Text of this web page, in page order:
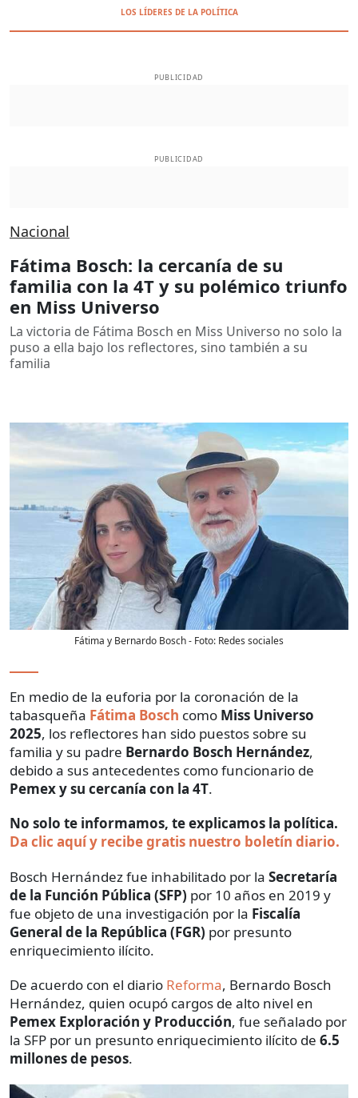
LOS LÍDERES DE LA POLÍTICA
PUBLICIDAD
PUBLICIDAD
Nacional
Fátima Bosch: la cercanía de su
familia con la 4T y su polémico triunfo
en Miss Universo
La victoria de Fátima Bosch en Miss Universo no solo la
puso a ella bajo los reflectores, sino también a su
familia
Fátima y Bernardo Bosch- Foto: Redes sociales
En medio de la euforia por la coronación de la
tabasqueña Fátima Bosch como Miss Universo
2025, los reflectores han sido puestos sobre su
familia y su padre Bernardo Bosch Hernández,
debido a sus antecedentes como funcionario de
Pemex y su cercanía con la 4T.
No solo te informamos, te explicamos la política.
Da clic aquí y recibe gratis nuestro boletín diario.
Bosch Hernández fue inhabilitado por la Secretaría
de la Función Pública (SFP) por 10 años en 2019 y
fue objeto de una investigación por la Fiscalía
General de la República (FGR) por presunto
enriquecimiento ilícito.
De acuerdo con el diario Reforma, Bernardo Bosch
Hernández, quien ocupó cargos de alto nivel en
Pemex Exploración y Producción, fue señalado por
la SFP por un presunto enriquecimiento ilícito de 6.5
millones de pesos.